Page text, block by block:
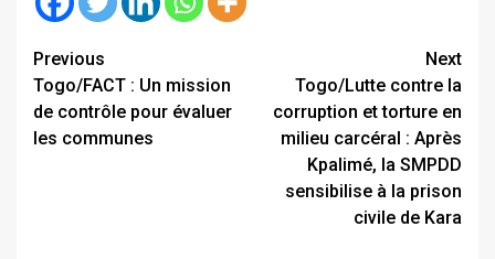
Continue
Reading
Previous
Togo/FACT : Un mission
de contrôle pour évaluer
les communes
Next
Togo/Lutte contre la
corruption et torture en
milieu carcéral : Après
Kpalimé, la SMPDD
sensibilise à la prison
civile de Kara